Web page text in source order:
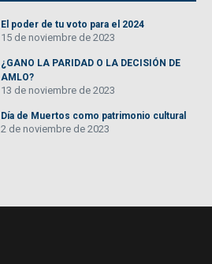
El poder de tu voto para el 2024
15 de noviembre de 2023
¿GANO LA PARIDAD O LA DECISIÓN DE
AMLO?
13 de noviembre de 2023
Día de Muertos como patrimonio cultural
2 de noviembre de 2023